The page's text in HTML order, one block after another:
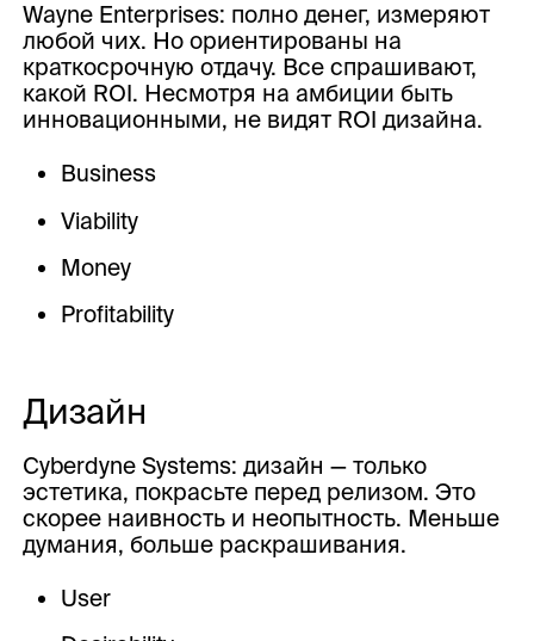
Wayne Enterprises: полно денег, измеряют
любой чих. Но ориентированы на
краткосрочную отдачу. Все спрашивают,
какой ROI. Несмотря на амбиции быть
инновационными, не видят ROI дизайна.
Business
Viability
Money
Profitability
Дизайн
Cyberdyne Systems: дизайн — только
эстетика, покрасьте перед релизом. Это
скорее наивность и неопытность. Меньше
думания, больше раскрашивания.
User